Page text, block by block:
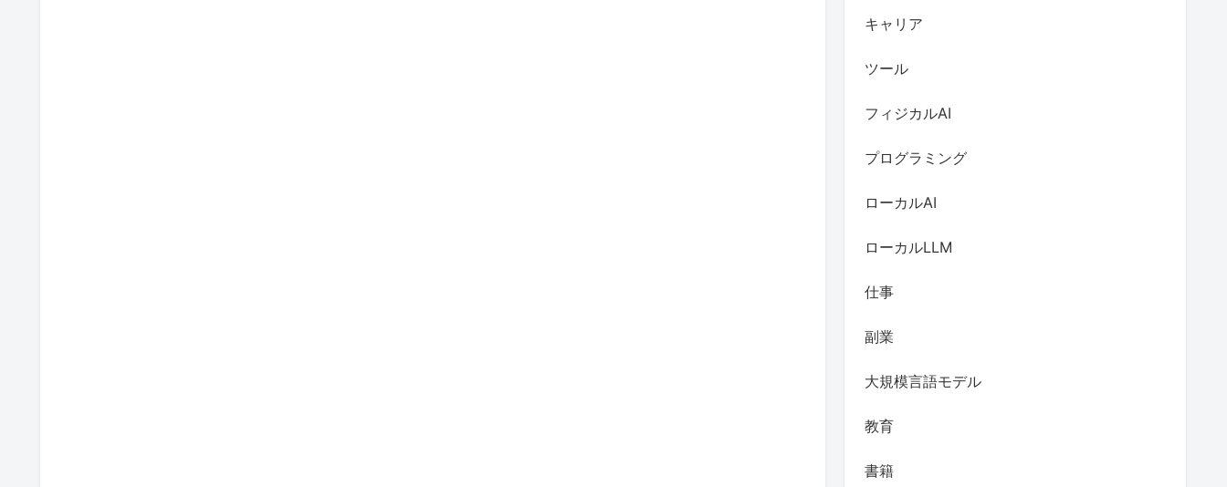
キャリア
ツール
フィジカルAI
プログラミング
ローカルAI
ローカルLLM
仕事
副業
大規模言語モデル
教育
書籍